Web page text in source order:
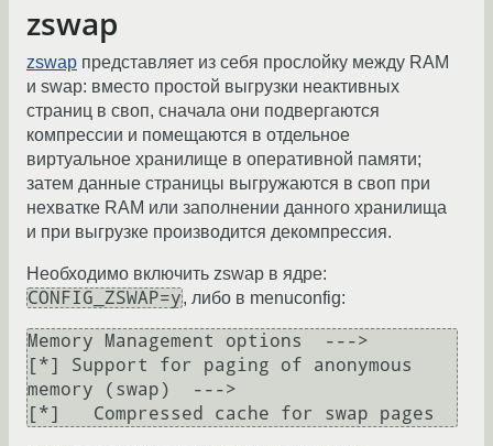
zswap
zswap представляет из себя прослойку между RAM
и swap: вместо простой выгрузки неактивных
страниц в своп, сначала они подвергаются
компрессии и помещаются в отдельное
виртуальное хранилище в оперативной памяти;
затем данные страницы выгружаются в своп при
нехватке RAM или заполнении данного хранилища
и при выгрузке производится декомпрессия.
Необходимо включить zswap в ядре:
CONFIG_ZSWAP=y, либо в menuconfig:
Memory Management options  --->
[*] Support for paging of anonymous
memory (swap)  --->